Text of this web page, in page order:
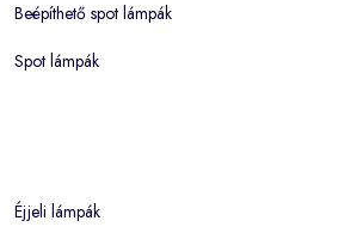
Beépíthető spot lámpák
Spot lámpák
Éjjeli lámpák